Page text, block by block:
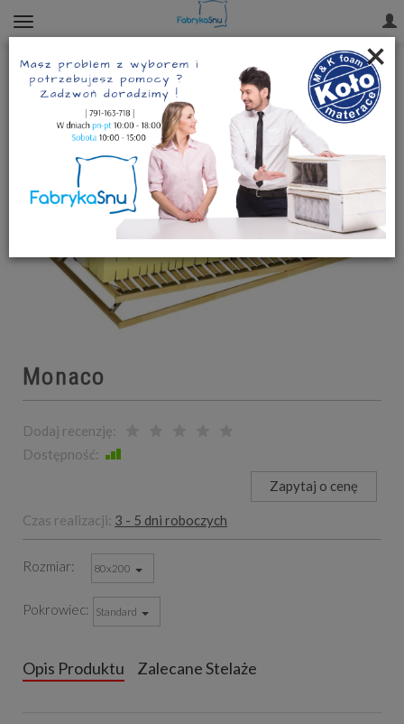
×
Monaco
Dodaj recenzję:
Dostępność:
Zapytaj o cenę
Czas realizacji: 3 - 5 dni roboczych
Rozmiar 80x200
Pokrowiec Standard
Opis Produktu Zalecane Stelaże